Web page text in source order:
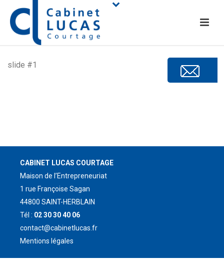
slide #1
CABINET LUCAS COURTAGE
Maison de l’Entrepreneuriat
1 rue Françoise Sagan
44800 SAINT-HERBLAIN
Tél : 02 30 30 40 06
contact@cabinetlucas.fr
Mentions légales